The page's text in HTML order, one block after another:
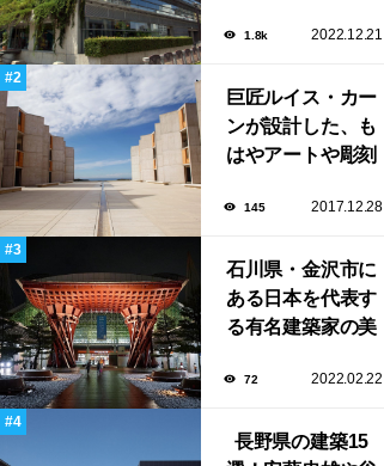
タバから磯崎新に
1.8k 2022.12.21
巨匠ルイス・カー
ンが設計した、も
はやアートや彫刻
研究所」。
145 2017.12.28
石川県・金沢市に
ある日本を代表す
る有名建築家の美
72 2022.02.22
長野県の建築15